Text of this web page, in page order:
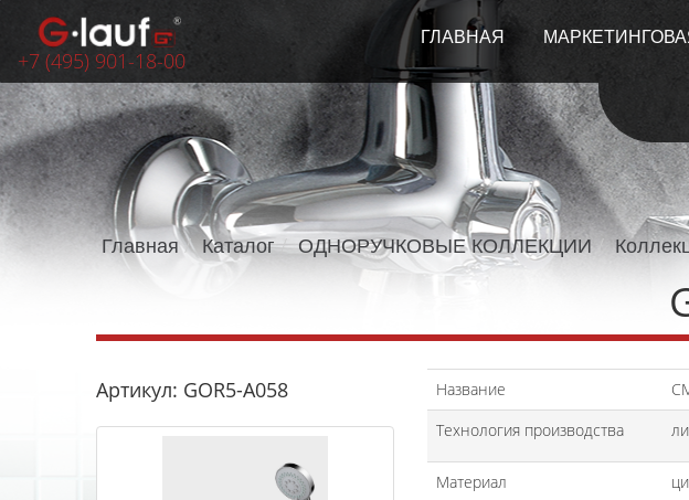
+7 (495) 901-18-00
ГЛАВНАЯ
Главная Каталог ОДНОРУЧКОВЫЕ КОЛЛЕКЦИИ
Артикул: GOR5-A058 Название
Технология производства
Материал